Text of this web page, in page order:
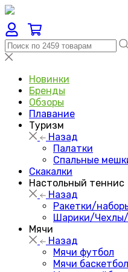
Новинки
Бренды
Обзоры
Плавание
Туризм
Назад
Палатки
Спальные
Скакалки
Настольный теннис
Назад
Ракетки/
Шарики/
Мячи
Назад
Мячи футбол
Мячи баскетбол